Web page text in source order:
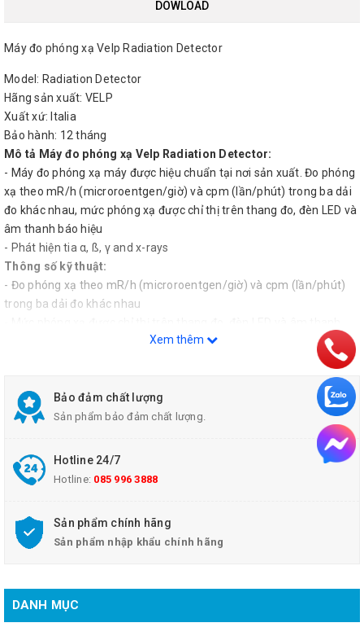
DOWLOAD
Máy đo phóng xạ Velp Radiation Detector
Model: Radiation Detector
Hãng sản xuất: VELP
Xuất xứ: Italia
Bảo hành: 12 tháng
Mô tả Máy đo phóng xạ Velp Radiation Detector:
- Máy đo phóng xạ máy được hiệu chuẩn tại nơi sản xuất. Đo phóng
xạ theo mR/h (microroentgen/giờ) và cpm (lần/phút) trong ba dải
đo khác nhau, mức phóng xạ được chỉ thị trên thang đo, đèn LED và
âm thanh báo hiệu
- Phát hiện tia α, ß, γ and x-rays
Thông số kỹ thuật:
- Đo phóng xạ theo mR/h (microroentgen/giờ) và cpm (lần/phút)
trong ba dải đo khác nhau
+ 500 - 5000 - 50000 cpm
+ 5 - 50 - 500 mSv
- Trọng lượng: 0.25 kg
- Kích thước (W x H x D): 75x145x38 mm
- Độ nhạy: detector β tại 150 keV hiệu quả phát hiện 75%
- Độ nhạy tia gamma và tia X phát hiện dưới 10keV qua cửa số cuối
- Máy chính
- Hướng dẫn sử dụng
Xem thêm
Bảo đảm chất lượng
Sản phẩm bảo đảm chất lượng.
Hotline 24/7
Hotline: 085 996 3888
Sản phẩm chính hãng
Sản phẩm nhập khẩu chính hãng
DANH MỤC